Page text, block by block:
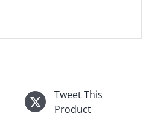
Tweet This
Product